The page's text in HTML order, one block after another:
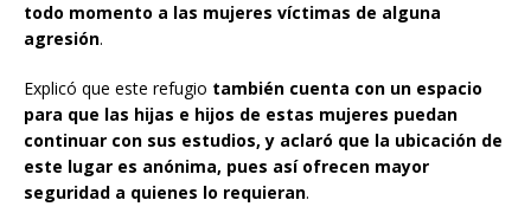
todo momento a las mujeres víctimas de alguna
agresión.
Explicó que este refugio también cuenta con un espacio
para que las hijas e hijos de estas mujeres puedan
continuar con sus estudios, y aclaró que la ubicación de
este lugar es anónima, pues así ofrecen mayor
seguridad a quienes lo requieran.